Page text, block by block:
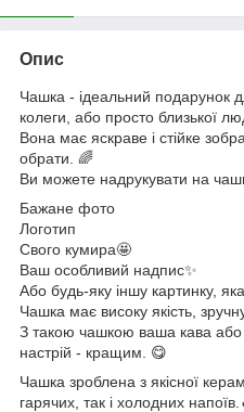
Опис
Чашка - ідеальний подарунок
колеги, або просто близької
Вона має яскраве і стійке
обрати. 🌈
Ви можете надрукувати на
Бажане фото
Логотип
Свого кумира🤩
Ваш особливий надпис✨
Або будь-яку іншу картинку,
Чашка має високу якість,
З такою чашкою ваша кава
настрій - кращим. 😋
Чашка зроблена з якісної
гарячих, так і холодних